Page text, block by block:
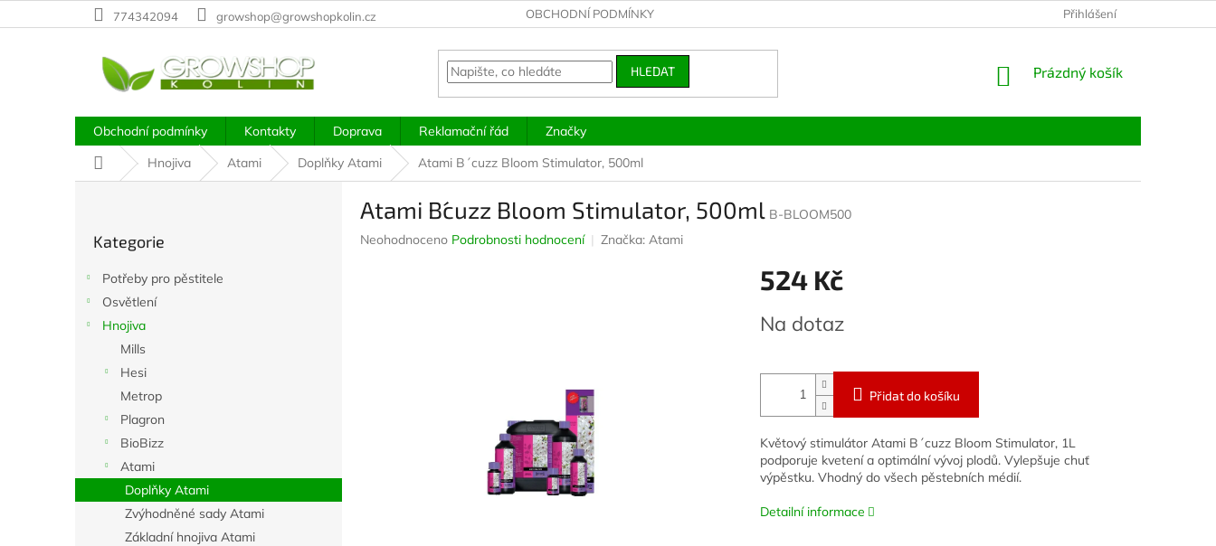
na
774342094 growshop@growshopkolin.cz OBCHODNÍ PODMÍNKY Přihlášení
HLEDAT
NÁKUPNÍ
Prázdný košík
Obchodní podmínky Kontakty Doprava Reklamační řád
Značky
Domů
Hnojiva Atami Doplňky Atami Atami B´cuzz Bloom Stimulator, 500ml
kategorie
Kategorie
Potřeby pro pěstitele
Osvětlení
Hnojiva
Mills
Hesi
Metrop
Plagron
BioBizz
Atami
Doplňky Atami
Zvýhodněné sady Atami
Základní hnojiva Atami
Atami B´cuzz Bloom Stimulator, 500ml B-BLOOM500
Průměrné
Neohodnoceno Podrobnosti hodnocení Značka: Atami
524 Kč
cena:
Na dotaz
Přidat do košíku
Květový stimulátor Atami B´cuzz Bloom Stimulator, 1L
podporuje kvetení a optimální vývoj plodů. Vylepšuje chuť
výpěstku. Vhodný do všech pěstebních médií.
Detailní informace